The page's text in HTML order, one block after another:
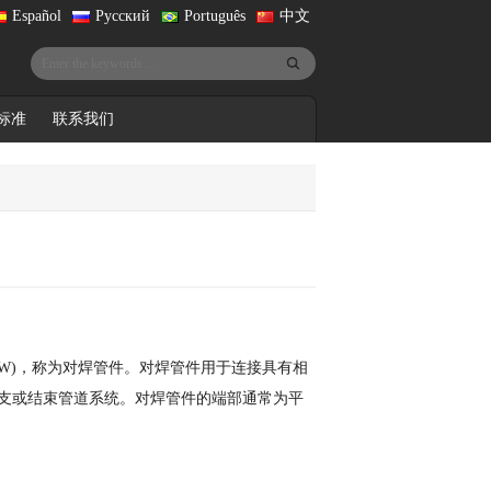
中文
Português
Русский
Español
准 联系我们
，称为对焊管件。对焊管件用于连接具有相
或结束管道系统。对焊管件的端部通常为平